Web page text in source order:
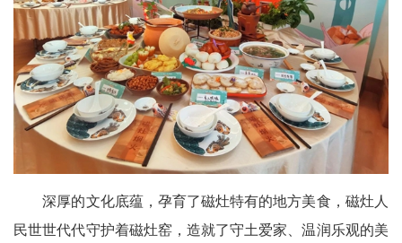
深厚的文化底蕴，孕育了磁灶特有的地方美食，磁灶人
民世世代代守护着磁灶窑，造就了守土爱家、温润乐观的美